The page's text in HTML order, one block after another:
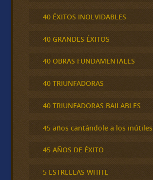
40 ÉXITOS INOLVIDABLES
40 GRANDES ÉXITOS
40 OBRAS FUNDAMENTALES
40 TRIUNFADORAS
40 TRIUNFADORAS BAILABLES
45 años cantándole a los inútiles
45 AÑOS DE ÉXITO
5 ESTRELLAS WHITE